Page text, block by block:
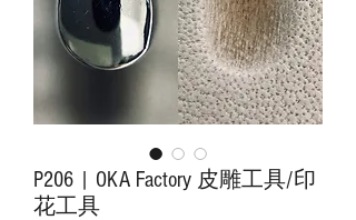
P206 | OKA Factory 皮雕工具/印
花工具